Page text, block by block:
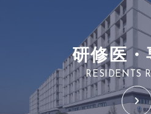
研修医・
RESIDENTS